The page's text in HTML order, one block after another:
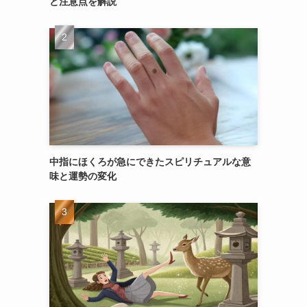
中指にほくろが急にできたスピリチュアルな意
味と運勢の変化